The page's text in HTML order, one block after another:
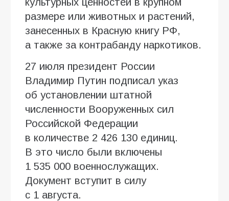
размере или животных и растений,
занесенных в Красную книгу РФ,
а также за контрабанду наркотиков.
27 июля президент России
Владимир Путин подписал указ
об установлении штатной
численности Вооруженных сил
Российской Федерации
в количестве 2 426 130 единиц.
В это число были включены
1 535 000 военнослужащих.
Документ вступит в силу
с 1 августа.